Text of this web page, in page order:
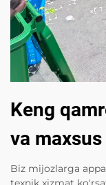
Keng
va
Biz mijozlarga